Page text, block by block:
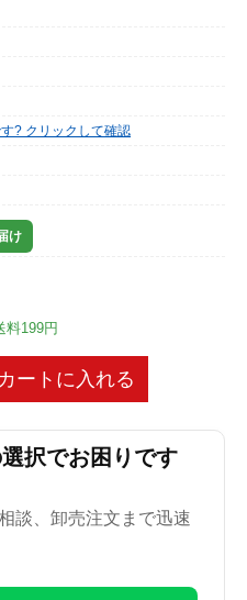
? クリックして確認
け
199円
カートに入れる
択でお困りです
談、卸売注文まで迅速